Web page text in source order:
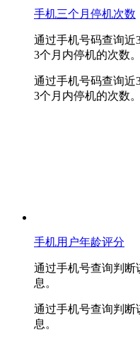
手机三个月停机次数
通过手机号码查询近
3个月内停机的次数。
通过手机号码查询近
3个月内停机的次数。
手机用户年龄评分
通过手机号查询判断
息。
通过手机号查询判断
息。